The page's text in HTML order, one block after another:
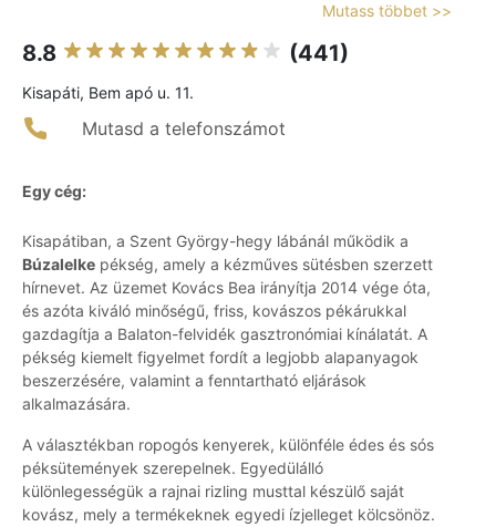
Mutass többet >>
8.8 (441)
Kisapáti, Bem apó u. 11.
Mutasd a telefonszámot
Egy cég:
Kisapátiban, a Szent György-hegy lábánál működik a
Búzalelke pékség, amely a kézműves sütésben szerzett
hírnevet. Az üzemet Kovács Bea irányítja 2014 vége óta,
és azóta kiváló minőségű, friss, kovászos pékárukkal
gazdagítja a Balaton-felvidék gasztronómiai kínálatát. A
pékség kiemelt figyelmet fordít a legjobb alapanyagok
beszerzésére, valamint a fenntartható eljárások
alkalmazására.
A választékban ropogós kenyerek, különféle édes és sós
péksütemények szerepelnek. Egyedülálló
különlegességük a rajnai rizling musttal készülő saját
kovász, mely a termékeknek egyedi ízjelleget kölcsönöz.